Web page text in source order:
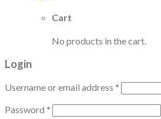
Cart
No products in the cart.
Login
Username or email address *
Password *